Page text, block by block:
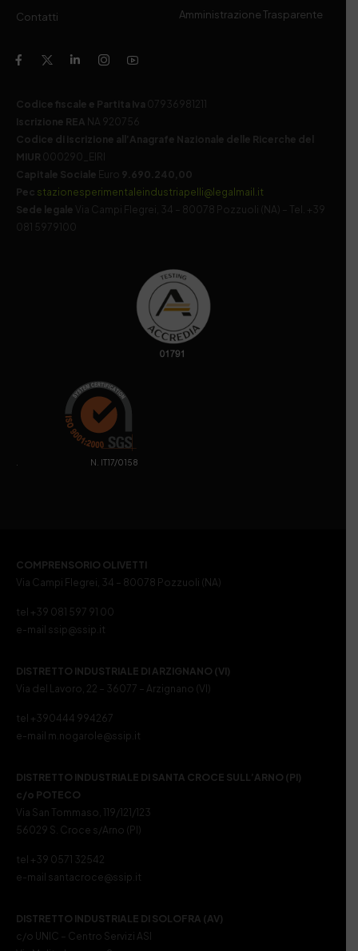
Contatti
Amministrazione Trasparente
Codice fiscale e Partita Iva 07936981211
Iscrizione REA NA 920756
Codice di iscrizione all’Anagrafe Nazionale delle Ricerche del
MIUR 000290_EIRI
Capitale Sociale Euro 9.690.240,00
Pec stazionesperimentaleindustriapelli@legalmail.it
Sede legale
Via Campi Flegrei, 34 – 80078 Pozzuoli (NA) – Tel. +39
081 5979100
. N. IT17/0158
COMPRENSORIO OLIVETTI
Via Campi Flegrei, 34 – 80078 Pozzuoli (NA)
tel +39 081 597 91 00
e-mail ssip@ssip.it
DISTRETTO INDUSTRIALE DI ARZIGNANO (VI)
Via del Lavoro, 22 – 36077 – Arzignano (VI)
tel +390444 994267
e-mail m.nogarole@ssip.it
DISTRETTO INDUSTRIALE DI SANTA CROCE SULL’ARNO (PI)
c/o POTECO
Via San Tommaso, 119/121/123
56029 S. Croce s/Arno (PI)
tel +39 0571 32542
e-mail santacroce@ssip.it
DISTRETTO INDUSTRIALE DI SOLOFRA (AV)
c/o UNIC – Centro Servizi ASI